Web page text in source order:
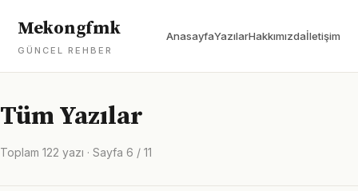
Mekongfmk
GÜNCEL REHBER
AnasayfaYazılarHakkımızdaİletişim
Tüm Yazılar
Toplam 122 yazı · Sayfa 6 / 11